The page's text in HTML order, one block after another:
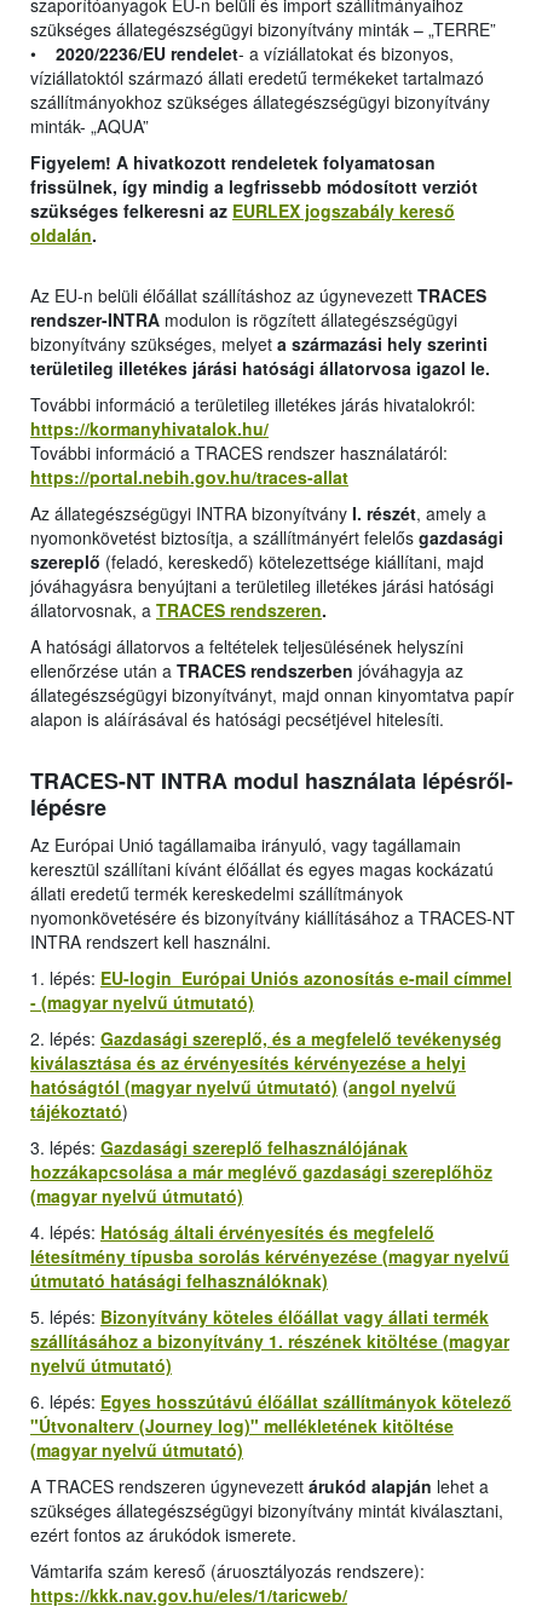
szaporítóanyagok EU-n belüli és import szállítmányaihoz
szükséges állategészségügyi bizonyítvány minták – „TERRE”
• 2020/2236/EU rendelet- a víziállatokat és bizonyos,
víziállatoktól származó állati eredetű termékeket tartalmazó
szállítmányokhoz szükséges állategészségügyi bizonyítvány
minták- „AQUA”
Figyelem! A hivatkozott rendeletek folyamatosan
frissülnek, így mindig a legfrissebb módosított verziót
szükséges felkeresni az EURLEX jogszabály kereső
oldalán.
Az EU-n belüli élőállat szállításhoz az úgynevezett TRACES
rendszer-INTRA modulon is rögzített állategészségügyi
bizonyítvány szükséges, melyet a származási hely szerinti
területileg illetékes járási hatósági állatorvosa igazol le.
További információ a területileg illetékes járás hivatalokról:
https://kormanyhivatalok.hu/
További információ a TRACES rendszer használatáról:
https://portal.nebih.gov.hu/traces-allat
Az állategészségügyi INTRA bizonyítvány I. részét, amely a
nyomonkövetést biztosítja, a szállítmányért felelős gazdasági
szereplő (feladó, kereskedő) kötelezettsége kiállítani, majd
jóváhagyásra benyújtani a területileg illetékes járási hatósági
állatorvosnak, a TRACES rendszeren.
A hatósági állatorvos a feltételek teljesülésének helyszíni
ellenőrzése után a TRACES rendszerben jóváhagyja az
állategészségügyi bizonyítványt, majd onnan kinyomtatva papír
alapon is aláírásával és hatósági pecsétjével hitelesíti.
TRACES-NT INTRA modul használata lépésről-
lépésre
Az Európai Unió tagállamaiba irányuló, vagy tagállamain
keresztül szállítani kívánt élőállat és egyes magas kockázatú
állati eredetű termék kereskedelmi szállítmányok
nyomonkövetésére és bizonyítvány kiállításához a TRACES-NT
INTRA rendszert kell használni.
1. lépés: EU-login Európai Uniós azonosítás e-mail címmel
- (magyar nyelvű útmutató)
2. lépés: Gazdasági szereplő, és a megfelelő tevékenység
kiválasztása és az érvényesítés kérvényezése a helyi
hatóságtól (magyar nyelvű útmutató) (angol nyelvű
tájékoztató)
3. lépés: Gazdasági szereplő felhasználójának
hozzákapcsolása a már meglévő gazdasági szereplőhöz
(magyar nyelvű útmutató)
4. lépés: Hatóság általi érvényesítés és megfelelő
létesítmény típusba sorolás kérvényezése (magyar nyelvű
útmutató hatásági felhasználóknak)
5. lépés: Bizonyítvány köteles élőállat vagy állati termék
szállításához a bizonyítvány 1. részének kitöltése (magyar
nyelvű útmutató)
6. lépés: Egyes hosszútávú élőállat szállítmányok kötelező
"Útvonalterv (Journey log)" mellékletének kitöltése
(magyar nyelvű útmutató)
A TRACES rendszeren úgynevezett árukód alapján lehet a
szükséges állategészségügyi bizonyítvány mintát kiválasztani,
ezért fontos az árukódok ismerete.
Vámtarifa szám kereső (áruosztályozás rendszere):
https://kkk.nav.gov.hu/eles/1/taricweb/